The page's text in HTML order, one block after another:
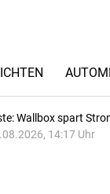
Wallbox spart
14:17 Uhr